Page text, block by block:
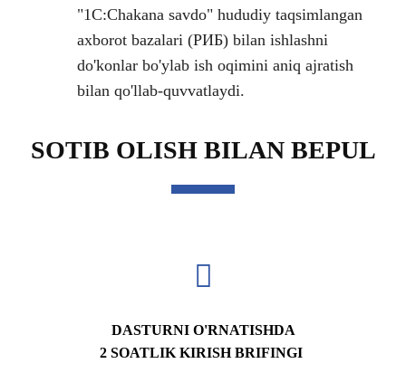
"1C:Chakana savdo" hududiy taqsimlangan
axborot bazalari (РИБ) bilan ishlashni
do'konlar bo'ylab ish oqimini aniq ajratish
bilan qo'llab-quvvatlaydi.
SOTIB OLISH BILAN BEPUL
DASTURNI O'RNATISHDA
2 SOATLIK KIRISH BRIFINGI